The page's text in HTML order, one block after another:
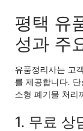
평택 유
성과 주
유품정리사는 고
를 제공합니다.
소형 폐기물 처리
1. 무료 상